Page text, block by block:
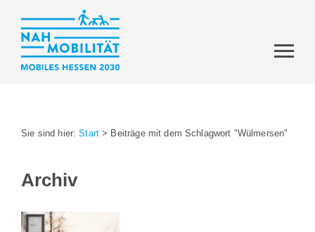
Sie sind hier:Start > Beiträge mit dem Schlagwort "Wülmersen"
Archiv